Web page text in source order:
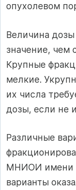
опухолевом
Величина
значение, чем
Крупные
мелкие.
их числа
дозы, если не
Различные
МНИОИ имени
варианты